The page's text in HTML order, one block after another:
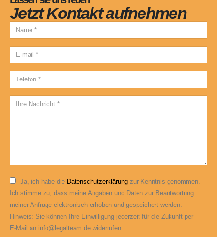
Jetzt Kontakt aufnehmen
Ja, ich habe die Datenschutzerklärung zur Kenntnis genommen.
Ich stimme zu, dass meine Angaben und Daten zur Beantwortung
meiner Anfrage elektronisch erhoben und gespeichert werden.
Hinweis: Sie können Ihre Einwilligung jederzeit für die Zukunft per
E-Mail an info@legalteam.de widerrufen.